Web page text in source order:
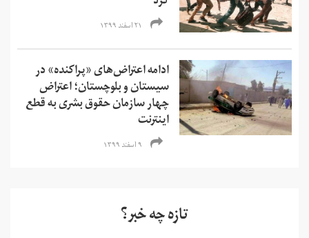
۲۱ اسفند ۱۳۹۹
ادامه اعتراض‌های «پراکنده» در
سیستان و بلوچستان؛ اعتراض
چهار سازمان حقوق بشری به قطع
اینترنت
۹ اسفند ۱۳۹۹
تازه چه خبر؟